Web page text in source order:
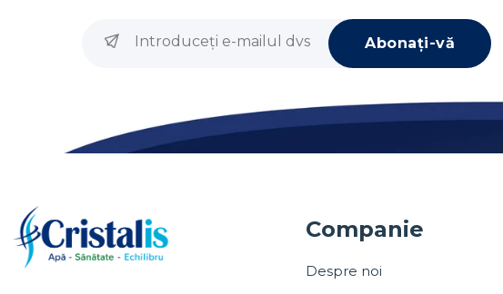
Abonați-vă
Companie
Despre noi